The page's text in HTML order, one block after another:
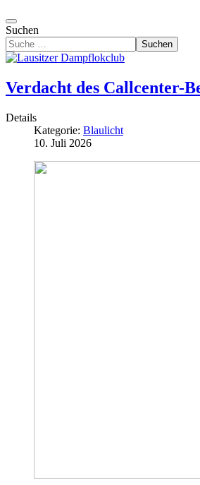
Suchen
Suchen
Verdacht des Callcenter-
Details
Kategorie: Blaulicht
10. Juli 2026